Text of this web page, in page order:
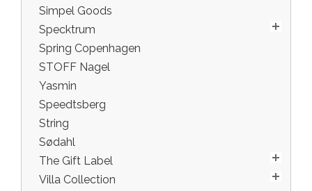
Simpel Goods
Specktrum
Spring Copenhagen
STOFF Nagel
Yasmin
Speedtsberg
String
Sødahl
The Gift Label
Villa Collection